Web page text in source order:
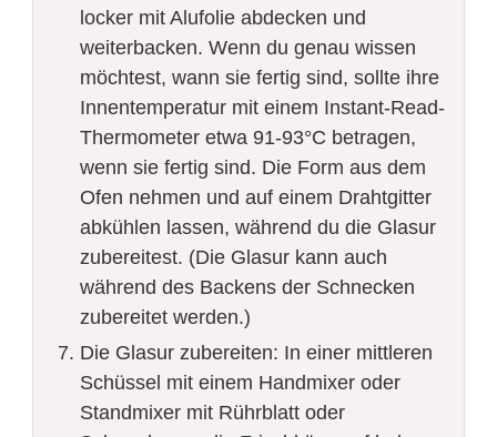
locker mit Alufolie abdecken und
weiterbacken. Wenn du genau wissen
möchtest, wann sie fertig sind, sollte ihre
Innentemperatur mit einem Instant-Read-
Thermometer etwa 91-93°C betragen,
wenn sie fertig sind. Die Form aus dem
Ofen nehmen und auf einem Drahtgitter
abkühlen lassen, während du die Glasur
zubereitest. (Die Glasur kann auch
während des Backens der Schnecken
zubereitet werden.)
Die Glasur zubereiten: In einer mittleren
Schüssel mit einem Handmixer oder
Standmixer mit Rührblatt oder